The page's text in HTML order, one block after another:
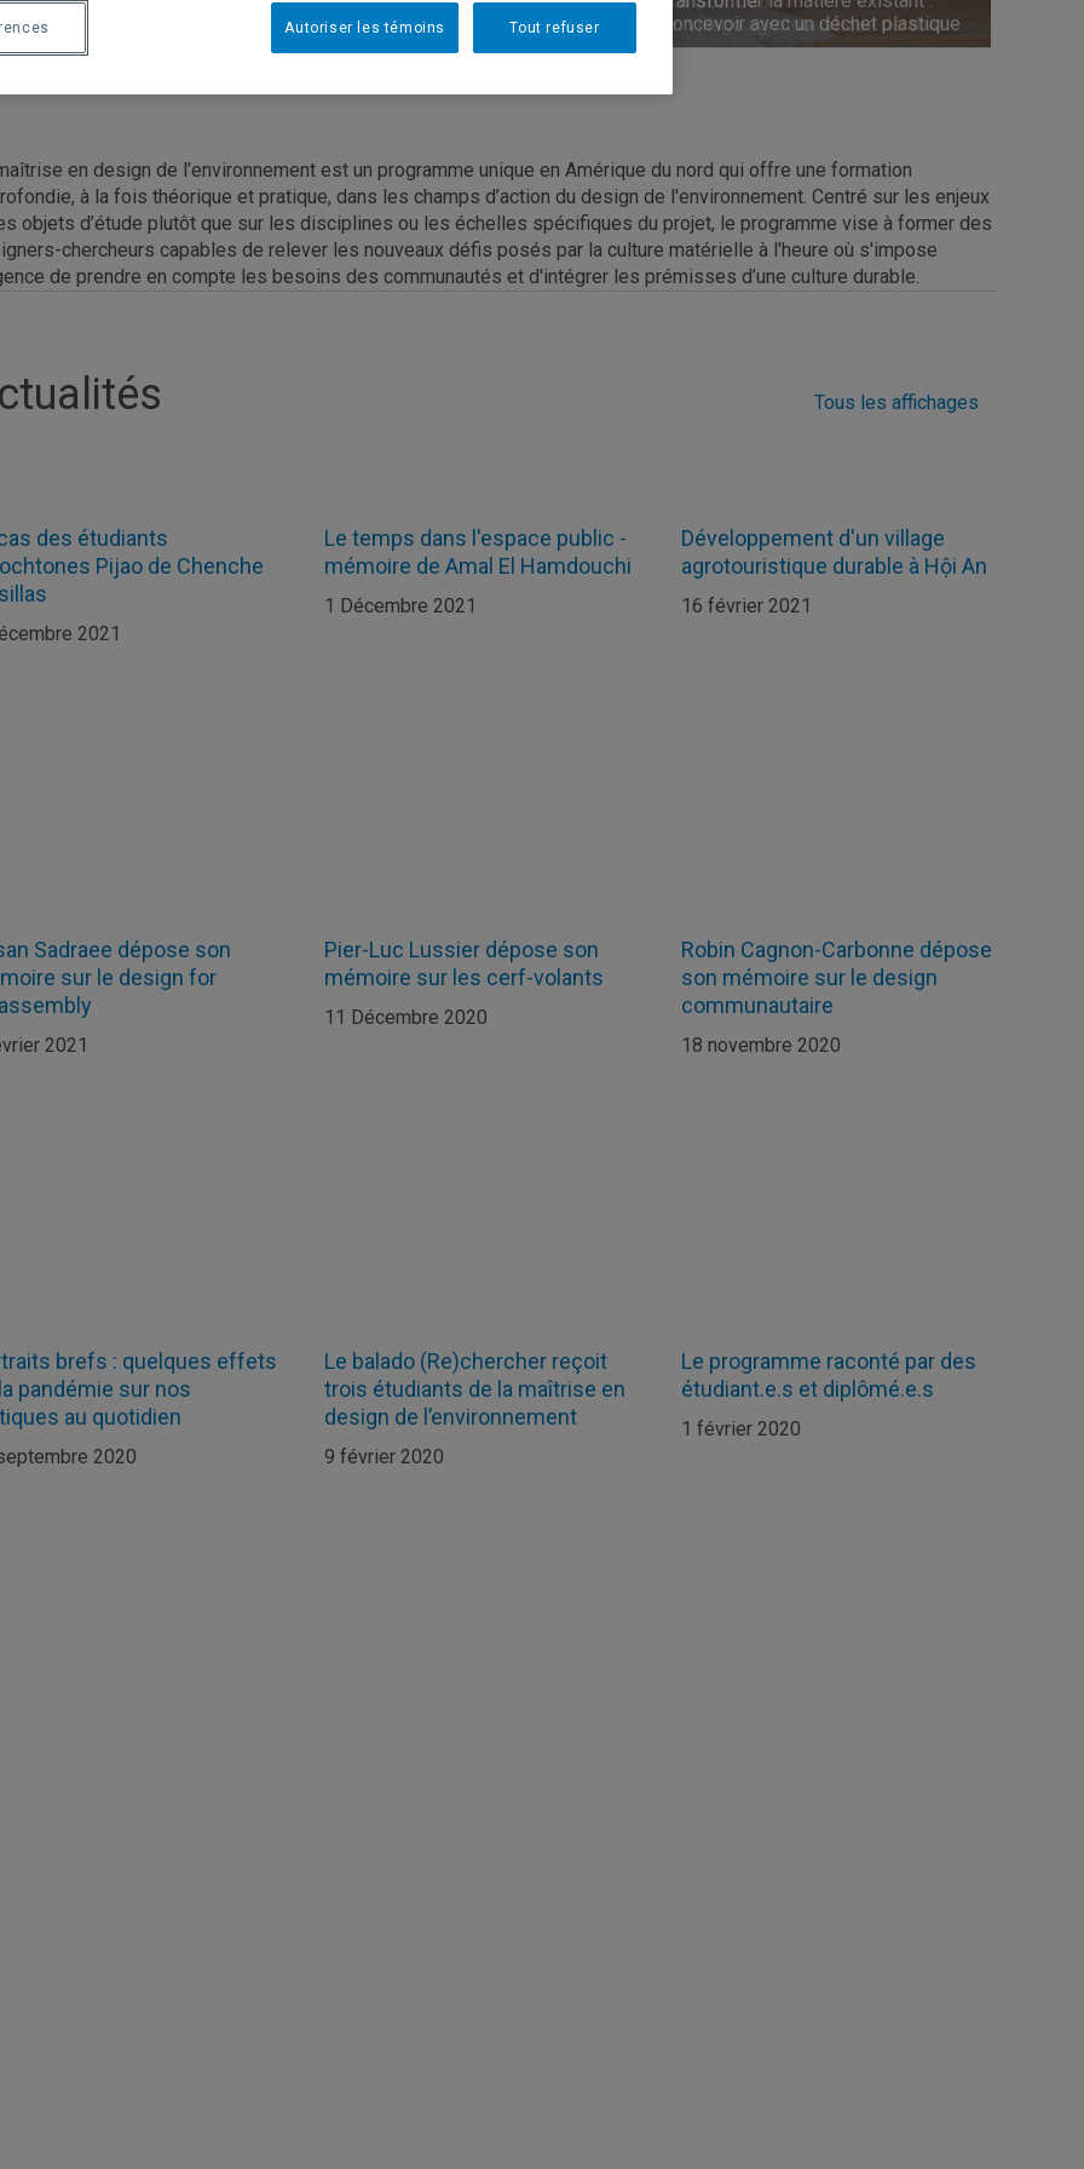
Concevoir avec un déchet plastique
Un village agrotouristique durable
Le projet du cerf-volant
urbaine
en design de l’environnement est un programme unique en Amérique du nord qui offre une formation
à la fois théorique et pratique, dans les champs d’action du design de l'environnement. Centré sur les enjeux
objets d’étude plutôt que sur les disciplines ou les échelles spécifiques du projet, le programme vise à former des
chercheurs capables de relever les nouveaux défis posés par la culture matérielle à l'heure où s'impose
de prendre en compte les besoins des communautés et d'intégrer les prémisses d’une culture durable.
Tous les affichages
des étudiants
Pijao de Chenche
2021
Le temps dans l'espace public -
mémoire de Amal El Hamdouchi
1 Décembre 2021
Développement d'un village
agrotouristique durable à Hội An
16 février 2021
Sadraee dépose son
sur le design for
2021
Pier-Luc Lussier dépose son
mémoire sur les cerf-volants
11 Décembre 2020
Robin Cagnon-Carbonne dépose
son mémoire sur le design
communautaire
18 novembre 2020
brefs : quelques effets
pandémie sur nos
au quotidien
2020
Le balado (Re)chercher reçoit
trois étudiants de la maîtrise en
design de l’environnement
9 février 2020
Le programme raconté par des
étudiant.e.s et diplômé.e.s
1 février 2020
Tout refuser
Autoriser les témoins